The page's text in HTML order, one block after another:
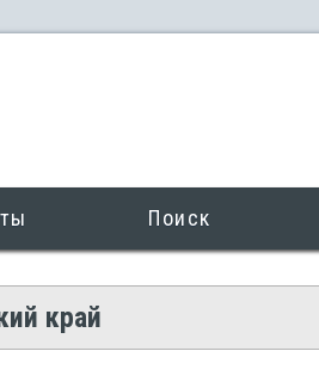
Поиск
край